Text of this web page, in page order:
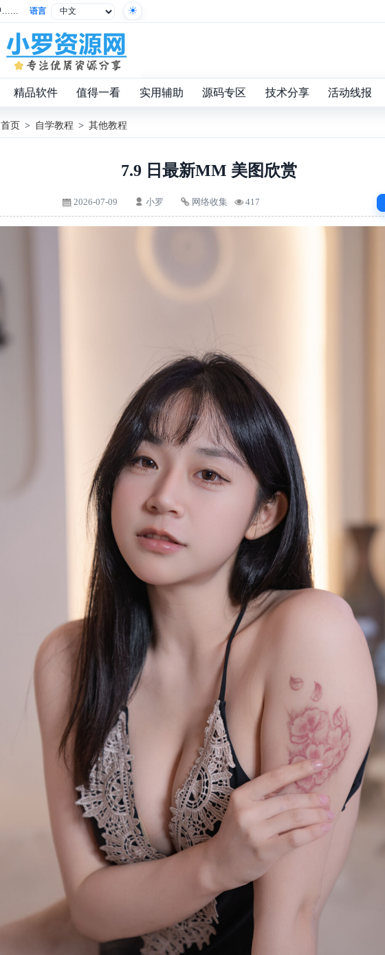
...... 语言
精品软件 值得一看 实用辅助 源码专区 技术分享 活动线报
首页 > 自学教程 > 其他教程
7.9 日最新MM 美图欣赏
2026-07-09 小罗 网络收集 417